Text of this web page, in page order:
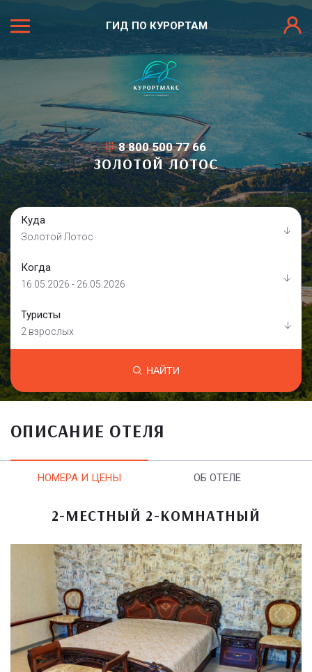
ГИД ПО КУРОРТАМ
8 800 500 77 66
ЗОЛОТОЙ ЛОТОС
Куда
Золотой Лотос
Когда
16.05.2026 - 26.05.2026
Туристы
2 взрослых
НАЙТИ
ОПИСАНИЕ ОТЕЛЯ
НОМЕРА И ЦЕНЫ ОБ ОТЕЛЕ
2-МЕСТНЫЙ 2-КОМНАТНЫЙ